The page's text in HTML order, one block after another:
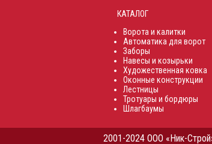
КАТАЛОГ
Ворота и калитки
Автоматика для ворот
Заборы
Навесы и козырьки
Художественная ковка
Оконные конструкции
Лестницы
Тротуары и бордюры
Шлагбаумы
2001-2024 ООО «Ник-